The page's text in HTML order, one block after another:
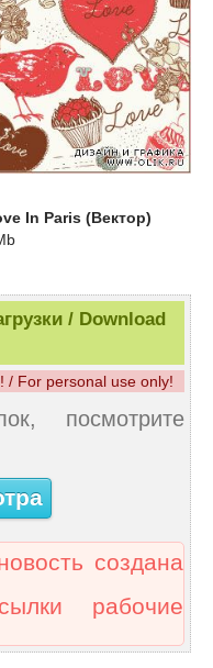
In Paris (Вектор)
/ Download
/ For personal use only!
посмотрите
создана
рабочие